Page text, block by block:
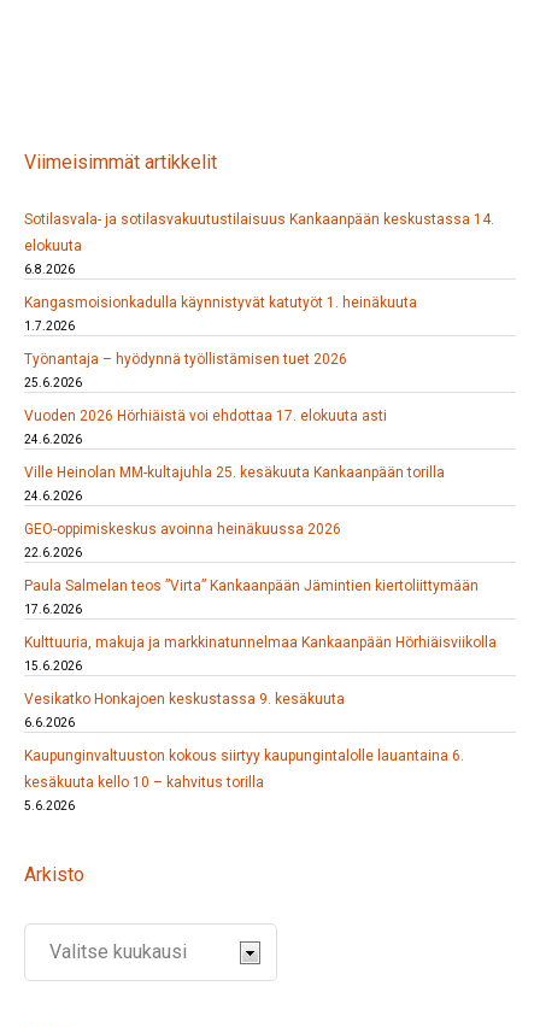
Viimeisimmät artikkelit
Sotilasvala- ja sotilasvakuutustilaisuus Kankaanpään keskustassa 14.
elokuuta
6.8.2026
Kangasmoisionkadulla käynnistyvät katutyöt 1. heinäkuuta
1.7.2026
Työnantaja – hyödynnä työllistämisen tuet 2026
25.6.2026
Vuoden 2026 Hörhiäistä voi ehdottaa 17. elokuuta asti
24.6.2026
Ville Heinolan MM-kultajuhla 25. kesäkuuta Kankaanpään torilla
24.6.2026
GEO-oppimiskeskus avoinna heinäkuussa 2026
22.6.2026
Paula Salmelan teos ”Virta” Kankaanpään Jämintien kiertoliittymään
17.6.2026
Kulttuuria, makuja ja markkinatunnelmaa Kankaanpään Hörhiäisviikolla
15.6.2026
Vesikatko Honkajoen keskustassa 9. kesäkuuta
6.6.2026
Kaupunginvaltuuston kokous siirtyy kaupungintalolle lauantaina 6.
kesäkuuta kello 10 – kahvitus torilla
5.6.2026
Arkisto